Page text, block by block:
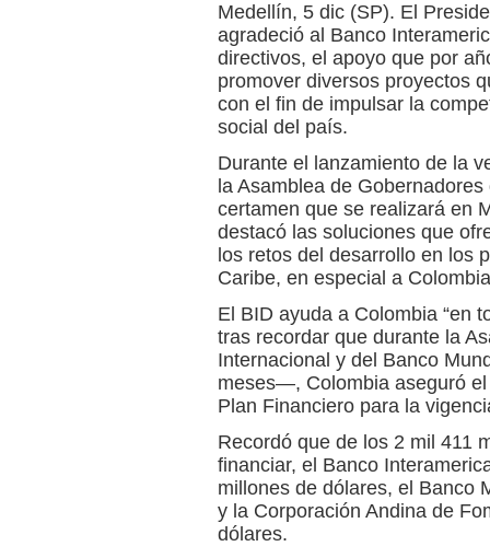
Medellín, 5 dic (SP). El
agradeció al Banco
directivos, el apoyo que por
promover diversos proyectos
con el fin de impulsar la
social del país.
Durante el lanzamiento de la
la Asamblea de
certamen que se realizará en
destacó las soluciones que
los retos del desarrollo en los
Caribe, en especial a
El BID ayuda a Colombia “en
tras recordar que durante la
Internacional y del Banco
meses—, Colombia aseguró
Plan Financiero para la
Recordó que de los 2 mil 411
financiar, el Banco
millones de dólares, el Banco
y la Corporación Andina de
dólares.